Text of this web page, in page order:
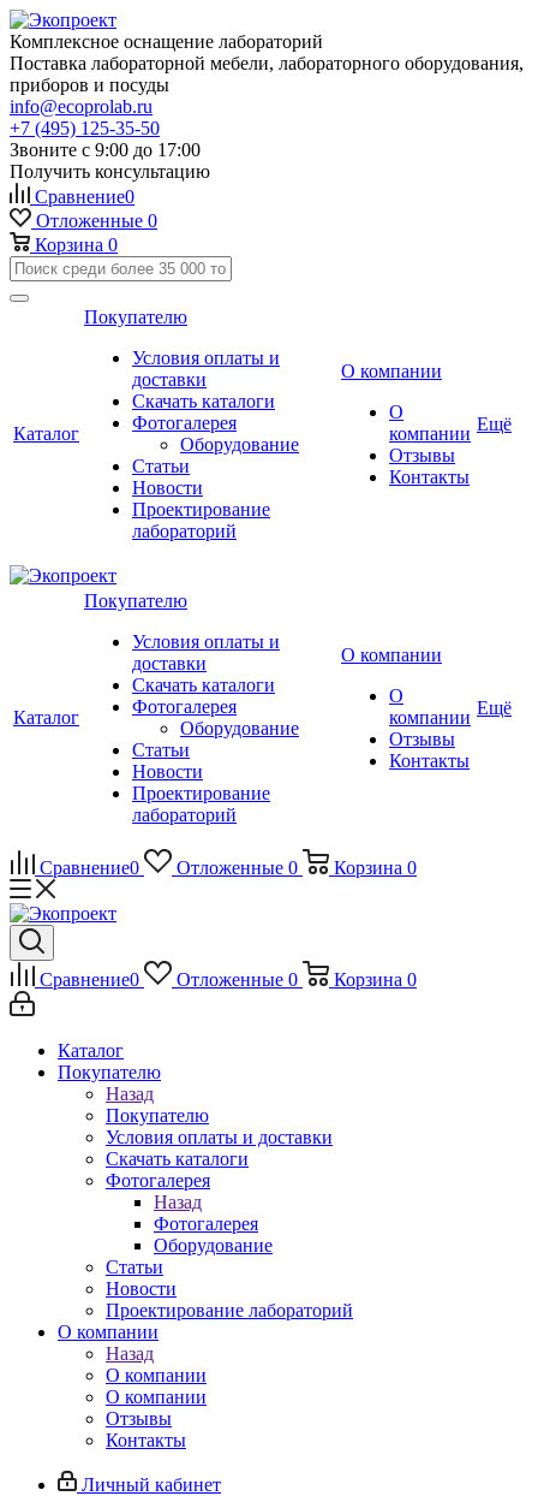
Комплексное оснащение лабораторий
Поставка лабораторной мебели, лабораторного оборудования,
приборов и посуды
info@ecoprolab.ru
+7 (495) 125-35-50
Звоните с 9:00 до 17:00
Получить консультацию
Сравнение0
Отложенные 0
Корзина 0
Каталог
Покупателю
Условия оплаты и
доставки
Скачать каталоги
Фотогалерея
Оборудование
Статьи
Новости
Проектирование
лабораторий
О компании
О
компании
Отзывы
Контакты
Ещё
Каталог
Покупателю
Условия оплаты и
доставки
Скачать каталоги
Фотогалерея
Оборудование
Статьи
Новости
Проектирование
лабораторий
О компании
О
компании
Отзывы
Контакты
Ещё
Сравнение0 Отложенные 0 Корзина 0
Сравнение0 Отложенные 0 Корзина 0
Каталог
Покупателю
Назад
Покупателю
Условия оплаты и доставки
Скачать каталоги
Фотогалерея
Назад
Фотогалерея
Оборудование
Статьи
Новости
Проектирование лабораторий
О компании
Назад
О компании
О компании
Отзывы
Контакты
Личный кабинет